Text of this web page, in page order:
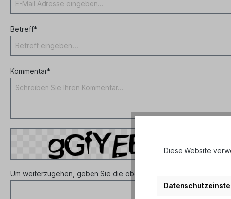
Betreff*
Kommentar*
Um weiterzugehen, geben Sie die oben abgebildeten Zeichen ein*
Diese Website